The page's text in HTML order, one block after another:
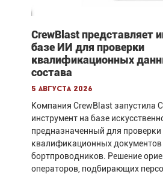
CrewBlast представляет
базе ИИ для проверки
квалификационных
состава
5 августа 2026
Компания CrewBlast запустила
инструмент на базе
предназначенный для проверки
квалификационных документов
бортпроводников. Решение
операторов, подбирающих